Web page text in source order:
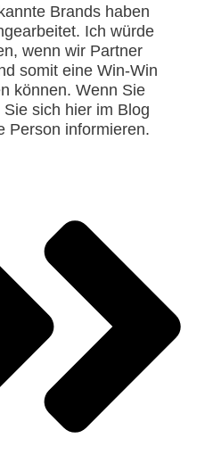
Brands haben
Ich würde
wenn wir Partner
somit eine Win-Win
können. Wenn Sie
sich hier im Blog
Person informieren.